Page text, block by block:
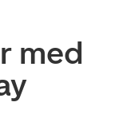
med